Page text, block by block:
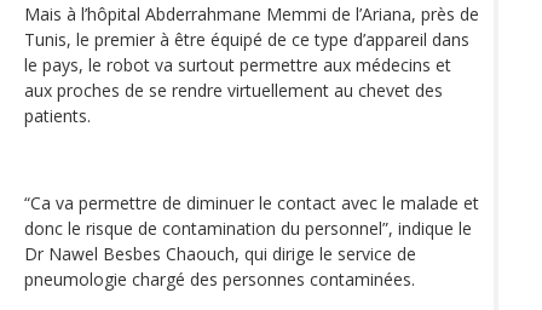
Mais à l’hôpital Abderrahmane Memmi de l’Ariana, près de
Tunis, le premier à être équipé de ce type d’appareil dans
le pays, le robot va surtout permettre aux médecins et
aux proches de se rendre virtuellement au chevet des
patients.
“Ca va permettre de diminuer le contact avec le malade et
donc le risque de contamination du personnel”, indique le
Dr Nawel Besbes Chaouch, qui dirige le service de
pneumologie chargé des personnes contaminées.